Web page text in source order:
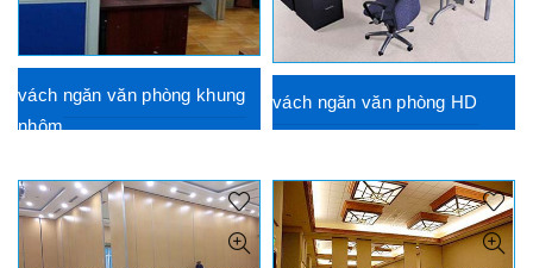
vách ngăn văn phòng khung
nhôm
vách ngăn văn phòng HD